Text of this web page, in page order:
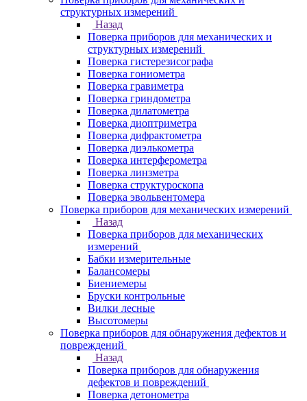
структурных измерений
Назад
Поверка приборов для механических и
структурных измерений
Поверка гистерезисографа
Поверка гониометра
Поверка гравиметра
Поверка гриндометра
Поверка дилатометра
Поверка диоптриметра
Поверка дифрактометра
Поверка диэлькометра
Поверка интерферометра
Поверка линзметра
Поверка структуроскопа
Поверка эвольвентомера
Поверка приборов для механических измерений
Назад
Поверка приборов для механических
измерений
Бабки измерительные
Балансомеры
Биениемеры
Бруски контрольные
Вилки лесные
Высотомеры
Поверка приборов для обнаружения дефектов и
повреждений
Назад
Поверка приборов для обнаружения
дефектов и повреждений
Поверка детонометра